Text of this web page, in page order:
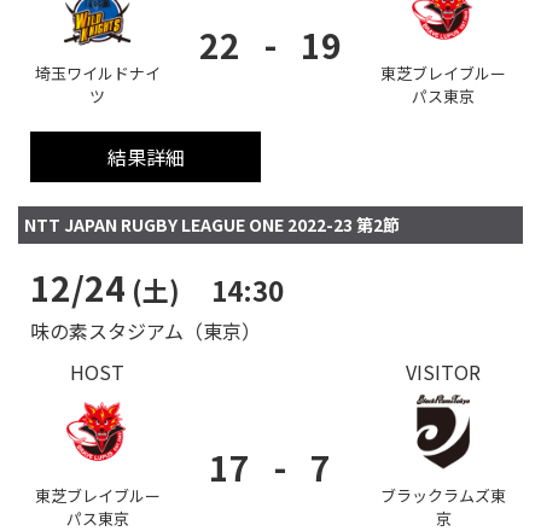
地域貢献活動
パートナーシップのご案内
埼玉ワイルドナイ
ツ
22 - 19
東芝ブレイブルー
パス東京
結果詳細
NTT JAPAN RUGBY LEAGUE ONE 2022-23 第2節
12/24 (土) 14:30
味の素スタジアム（東京）
HOST
東芝ブレイブルー
パス東京
17 - 7
VISITOR
ブラックラムズ東
京